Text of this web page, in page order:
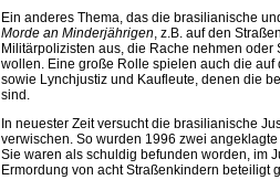
Ein anderes Thema, das die brasilianische
Morde an Minderjährigen, z.B. auf den
Militärpolizisten aus, die Rache nehmen
wollen. Eine große Rolle spielen auch die
sowie Lynchjustiz und Kaufleute, denen die
sind.
In neuester Zeit versucht die brasilianische
verwischen. So wurden 1996 zwei
Sie waren als schuldig befunden worden, im
Ermordung von acht Straßenkindern beteiligt